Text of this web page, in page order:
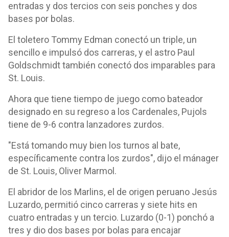
entradas y dos tercios con seis ponches y dos
bases por bolas.
El toletero Tommy Edman conectó un triple, un
sencillo e impulsó dos carreras, y el astro Paul
Goldschmidt también conectó dos imparables para
St. Louis.
Ahora que tiene tiempo de juego como bateador
designado en su regreso a los Cardenales, Pujols
tiene de 9-6 contra lanzadores zurdos.
"Está tomando muy bien los turnos al bate,
específicamente contra los zurdos", dijo el mánager
de St. Louis, Oliver Marmol.
El abridor de los Marlins, el de origen peruano Jesús
Luzardo, permitió cinco carreras y siete hits en
cuatro entradas y un tercio. Luzardo (0-1) ponchó a
tres y dio dos bases por bolas para encajar